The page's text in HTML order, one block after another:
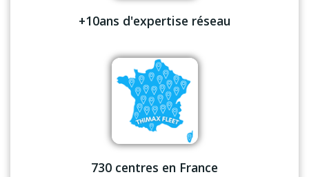
+10ans d'expertise réseau
730 centres en France